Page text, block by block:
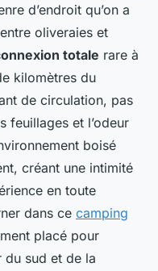
d’endroit qu’on a
oliveraies et
totale rare à
kilomètres du
de circulation, pas
feuillages et l’odeur
boisé
créant une intimité
en toute
dans ce camping
placé pour
sud et de la